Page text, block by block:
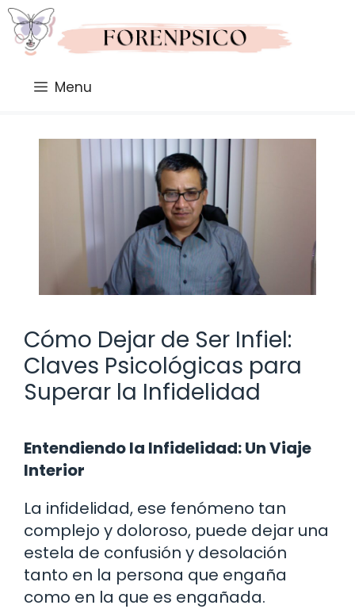
Saltar
al
contenido
Menu
Cómo Dejar de Ser Infiel:
Claves Psicológicas para
Superar la Infidelidad
Entendiendo la Infidelidad: Un Viaje
Interior
La infidelidad, ese fenómeno tan
complejo y doloroso, puede dejar una
estela de confusión y desolación
tanto en la persona que engaña
como en la que es engañada.